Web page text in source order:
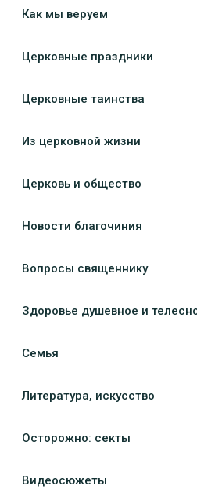
Как мы веруем
Церковные праздники
Церковные таинства
Из церковной жизни
Церковь и общество
Новости благочиния
Вопросы священнику
Здоровье душевное и
Семья
Литература, искуcство
Осторожно: секты
Видеосюжеты